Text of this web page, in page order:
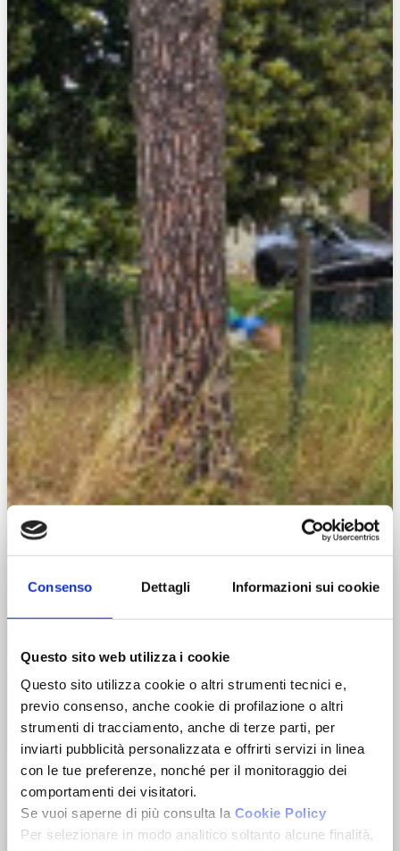
Consenso Dettagli Informazioni sui cookie
Questo sito web utilizza i cookie
Questo sito utilizza cookie o altri strumenti tecnici e,
previo consenso, anche cookie di profilazione o altri
strumenti di tracciamento, anche di terze parti, per
inviarti pubblicità personalizzata e offrirti servizi in linea
con le tue preferenze, nonché per il monitoraggio dei
comportamenti dei visitatori.
Se vuoi saperne di più consulta la Cookie Policy
Per selezionare in modo analitico soltanto alcune finalità,